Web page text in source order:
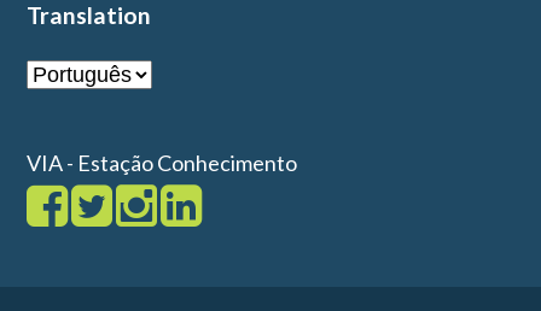
Translation
VIA - Estação Conhecimento